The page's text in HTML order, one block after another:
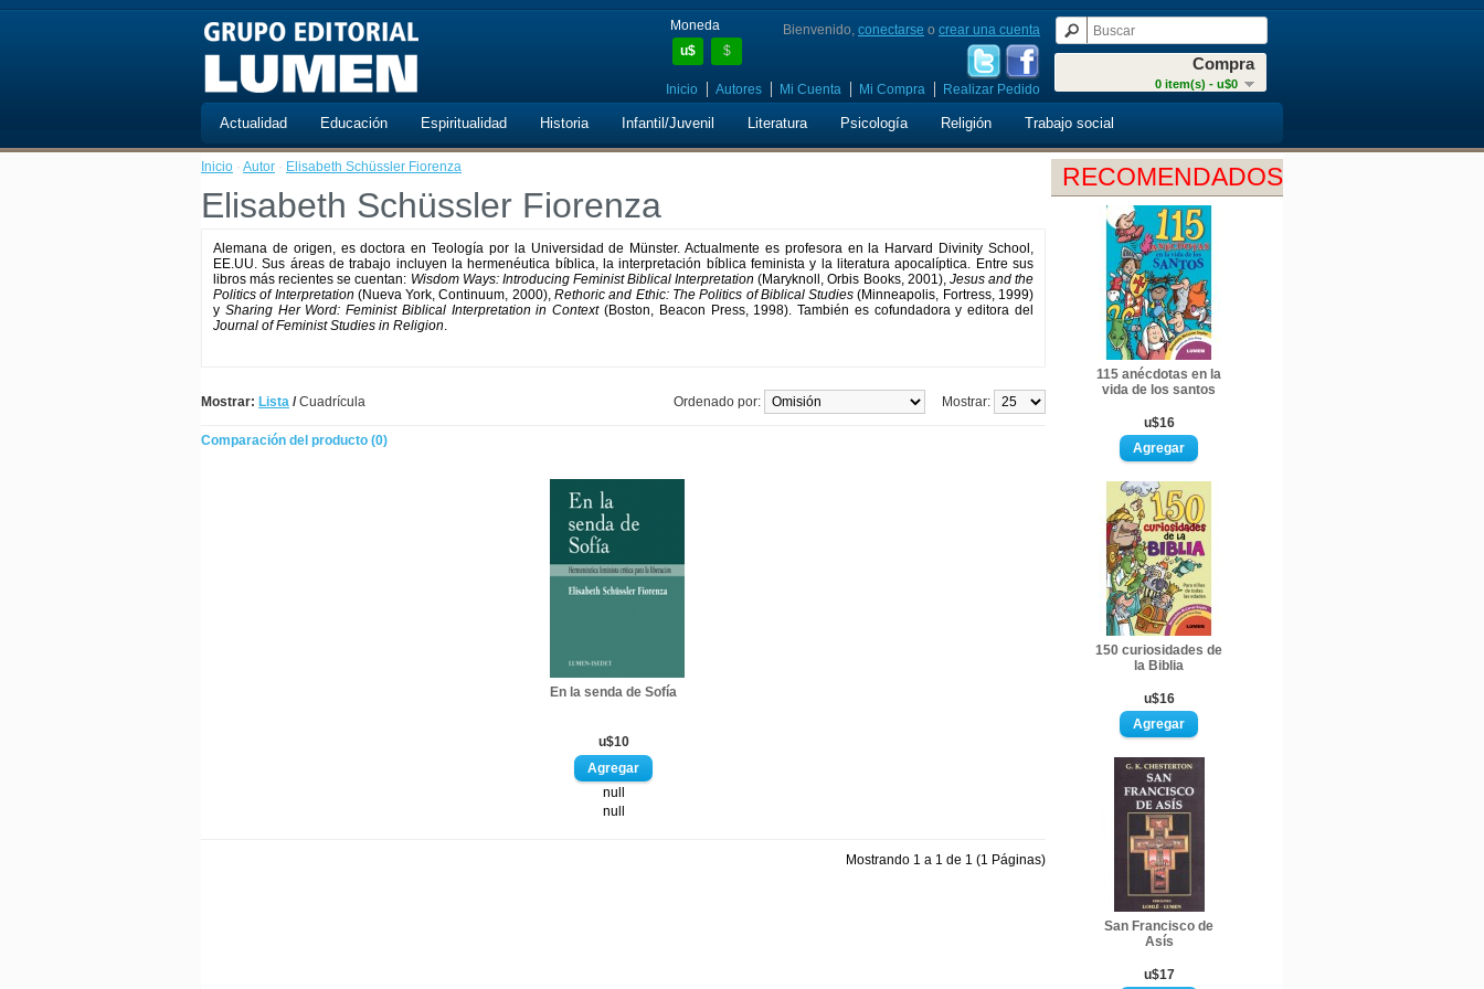
Moneda
u$
$
Compra
0 item(s) - u$0
Bienvenido, conectarse o crear una cuenta
Inicio Autores Mi Cuenta Mi Compra Realizar Pedido
Actualidad Educación Espiritualidad Historia Infantil/Juvenil Literatura Psicología Religión Trabajo social
RECOMENDADOS
115 anécdotas en la
vida de los santos
u$16
150 curiosidades de
la Biblia
u$16
San Francisco de
Asís
u$17
Inicio · Autor · Elisabeth Schüssler Fiorenza
Elisabeth Schüssler Fiorenza
Alemana de origen, es doctora en Teología por la Universidad de Münster. Actualmente es profesora en la Harvard Divinity School,
EE.UU. Sus áreas de trabajo incluyen la hermenéutica bíblica, la interpretación bíblica feminista y la literatura apocalíptica. Entre sus
libros más recientes se cuentan: Wisdom Ways: Introducing Feminist Biblical Interpretation (Maryknoll, Orbis Books, 2001), Jesus and the
Politics of Interpretation (Nueva York, Continuum, 2000),Rethoric and Ethic: The Politics of Biblical Studies (Minneapolis, Fortress, 1999)
y Sharing Her Word: Feminist Biblical Interpretation in Context(Boston, Beacon Press, 1998). También es cofundadora y editora del
Journal of Feminist Studies in Religion.
Mostrar: Lista /Cuadrícula Mostrar:
Ordenado por:
Comparación del producto (0)
En la senda de Sofía
u$10
null
null
Mostrando 1 a 1 de 1 (1 Páginas)